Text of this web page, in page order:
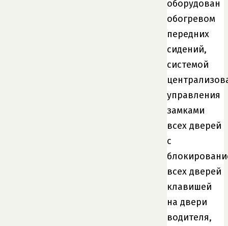
оборудован
обогревом
передних
сидений,
системой
управления
замками
всех дверей
с
всех дверей
клавишей
на двери
водителя,